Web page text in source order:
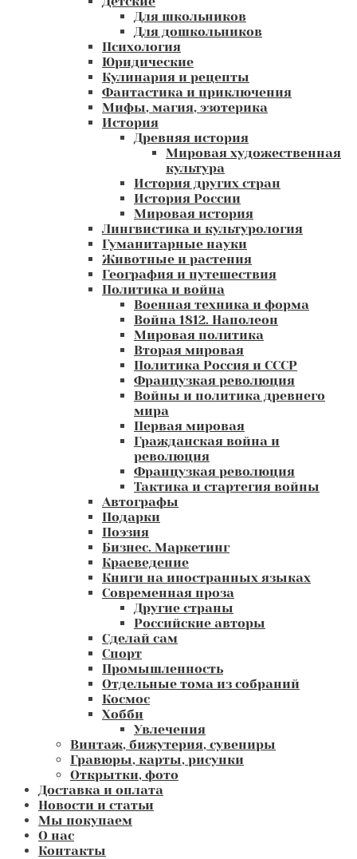
Для школьников
Для дошкольников
Психология
Юридические
Кулинария и рецепты
Фантастика и приключения
Мифы, магия, эзотерика
История
Древняя история
Мировая художественная
культура
История других стран
История России
Мировая история
Лингвистика и культурология
Гуманитарные науки
Животные и растения
География и путешествия
Политика и война
Военная техника и форма
Война 1812. Наполеон
Мировая политика
Вторая мировая
Политика Россия и СССР
Французкая революция
Войны и политика древнего
мира
Первая мировая
Гражданская война и
революция
Французкая революция
Тактика и стартегия войны
Автографы
Подарки
Поэзия
Бизнес. Маркетинг
Краеведение
Книги на иностранных языках
Современная проза
Другие страны
Российские авторы
Сделай сам
Спорт
Промышленность
Отдельные тома из собраний
Космос
Хобби
Увлечения
Винтаж, бижутерия, сувениры
Гравюры, карты, рисунки
Открытки, фото
Доставка и оплата
Новости и статьи
Мы покупаем
О нас
Контакты